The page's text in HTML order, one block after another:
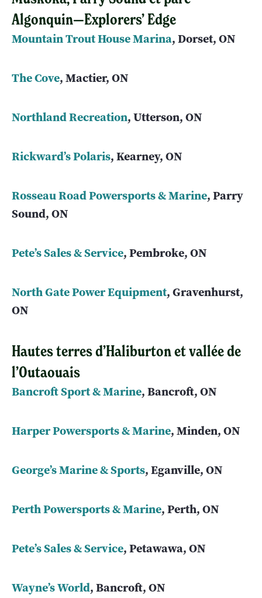
Algonquin—Explorers’ Edge
Mountain Trout House Marina, Dorset, ON
The Cove, Mactier, ON
Northland Recreation, Utterson, ON
Rickward’s Polaris, Kearney, ON
Rosseau Road Powersports & Marine, Parry
Sound, ON
Pete’s Sales & Service, Pembroke, ON
North Gate Power Equipment, Gravenhurst,
ON
Hautes terres d’Haliburton et vallée de
l’Outaouais
Bancroft Sport & Marine, Bancroft, ON
Harper Powersports & Marine, Minden, ON
George’s Marine & Sports, Eganville, ON
Perth Powersports & Marine, Perth, ON
Pete’s Sales & Service, Petawawa, ON
Wayne’s World, Bancroft, ON